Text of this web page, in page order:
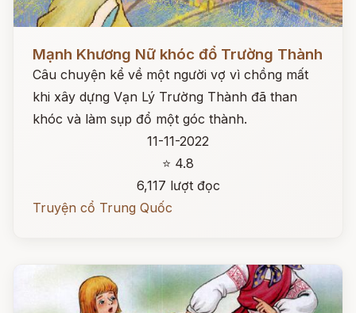
Mạnh Khương Nữ khóc đổ Trường Thành
Câu chuyện kể về một người vợ vì chồng mất
khi xây dựng Vạn Lý Trường Thành đã than
khóc và làm sụp đổ một góc thành.
11-11-2022
⭐ 4.8
6,117 lượt đọc
Truyện cổ Trung Quốc